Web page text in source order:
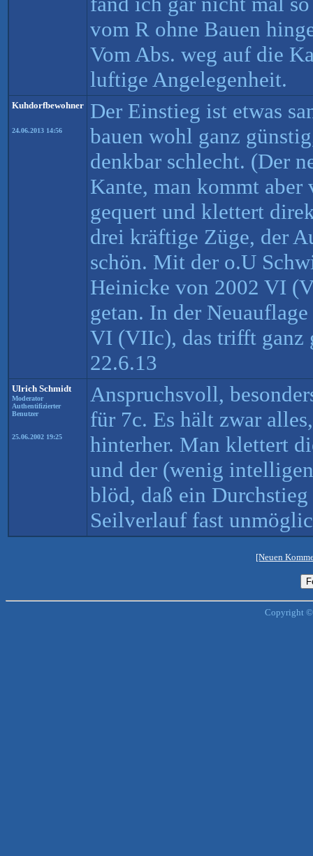
vom R ohne Bauen
Vom Abs. weg auf die
luftige Angelegenheit.
Kuhdorfbewohner
24.06.2013 14:56
Der Einstieg ist etwas
bauen wohl ganz
denkbar schlecht. (Der
Kante, man kommt
gequert und klettert
drei kräftige Züge, der
schön. Mit der o.U
Heinicke von 2002 VI
getan. In der
VI (VIIc), das trifft ganz
22.6.13
Ulrich Schmidt
Moderator
Authentifizierter
Benutzer
25.06.2002 19:25
Anspruchsvoll,
für 7c. Es hält zwar
hinterher. Man klettert
und der (wenig
blöd, daß ein
Seilverlauf fast
[Neuen
Copyright ©